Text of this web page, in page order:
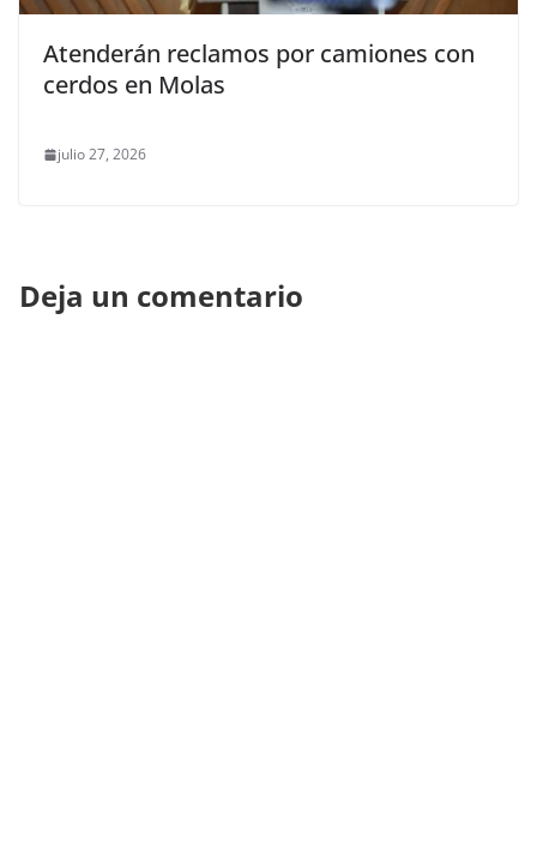
Atenderán reclamos por camiones con
cerdos en Molas
julio 27, 2026
Deja un comentario